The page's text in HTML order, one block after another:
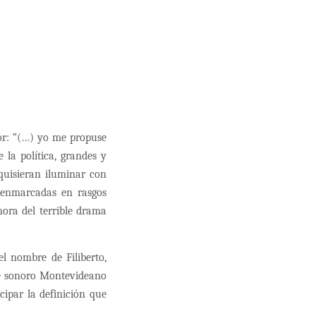
“(…) yo me propuse
la política, grandes y
iluminar con
en rasgos
del terrible drama
nombre de Filiberto,
sonoro Montevideano
la definición que